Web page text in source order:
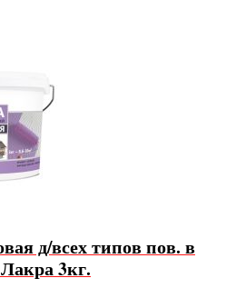
д/всех типов пов. в
3кг.